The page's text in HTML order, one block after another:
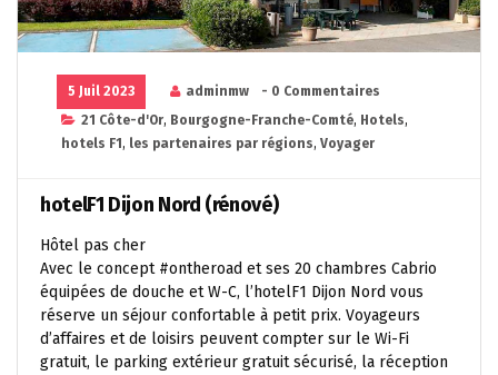
5 Juil 2023 adminmw
- 0 Commentaires
21 Côte-d'Or, Bourgogne-Franche-Comté, Hotels,
hotels F1 , les partenaires par régions, Voyager
hotelF1 Dijon Nord (rénové)
Hôtel pas cher
Avec le concept #ontheroad et ses 20 chambres Cabrio
équipées de douche et W-C, l’hotelF1 Dijon Nord vous
réserve un séjour confortable à petit prix. Voyageurs
d’affaires et de loisirs peuvent compter sur le Wi-Fi
gratuit, le parking extérieur gratuit sécurisé, la réception